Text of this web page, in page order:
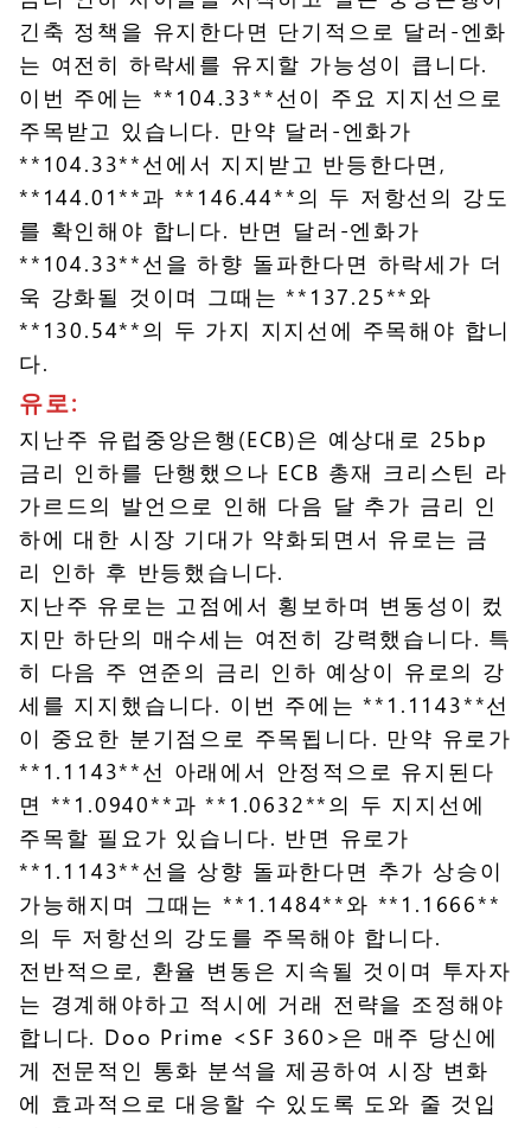
긴축 정책을 유지한다면 단기적으로 달러-엔화
는 여전히 하락세를 유지할 가능성이 큽니다.
이번 주에는 **104.33**선이 주요 지지선으로
주목받고 있습니다. 만약 달러-엔화가
**104.33**선에서 지지받고 반등한다면,
**144.01**과 **146.44**의 두 저항선의 강도
를 확인해야 합니다. 반면 달러-엔화가
**104.33**선을 하향 돌파한다면 하락세가 더
욱 강화될 것이며 그때는 **137.25**와
**130.54**의 두 가지 지지선에 주목해야 합니
다.
유로:
지난주 유럽중앙은행(ECB)은 예상대로 25bp
금리 인하를 단행했으나 ECB 총재 크리스틴 라
가르드의 발언으로 인해 다음 달 추가 금리 인
하에 대한 시장 기대가 약화되면서 유로는 금
리 인하 후 반등했습니다.
지난주 유로는 고점에서 횡보하며 변동성이 컸
지만 하단의 매수세는 여전히 강력했습니다. 특
히 다음 주 연준의 금리 인하 예상이 유로의 강
세를 지지했습니다. 이번 주에는 **1.1143**선
이 중요한 분기점으로 주목됩니다. 만약 유로가
**1.1143**선 아래에서 안정적으로 유지된다
면 **1.0940**과 **1.0632**의 두 지지선에
주목할 필요가 있습니다. 반면 유로가
**1.1143**선을 상향 돌파한다면 추가 상승이
가능해지며 그때는 **1.1484**와 **1.1666**
의 두 저항선의 강도를 주목해야 합니다.
전반적으로, 환율 변동은 지속될 것이며 투자자
는 경계해야하고 적시에 거래 전략을 조정해야
합니다. Doo Prime < SF 360 >은 매주 당신에
게 전문적인 통화 분석을 제공하여 시장 변화
에 효과적으로 대응할 수 있도록 도와 줄 것입